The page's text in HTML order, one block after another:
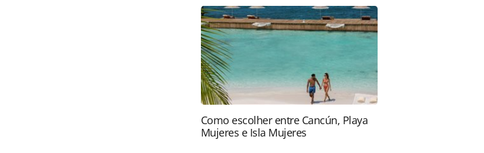
ferramentas oferecidas na página. Todo o conteúdo produzido pela PANROTAS Editora
é protegido pela legislação brasileira sobre direito autoral. Não reproduza o conteúdo
sem autorização da PANROTAS Editora (copyright@panrotas.com.br).
Como escolher entre Cancún, Playa
Mujeres e Isla Mujeres